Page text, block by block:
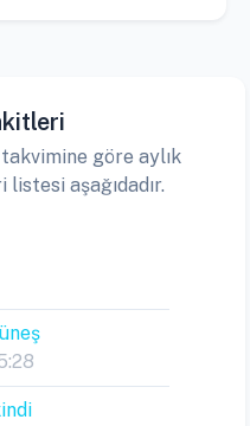
göre aylık
aşağıdadır.